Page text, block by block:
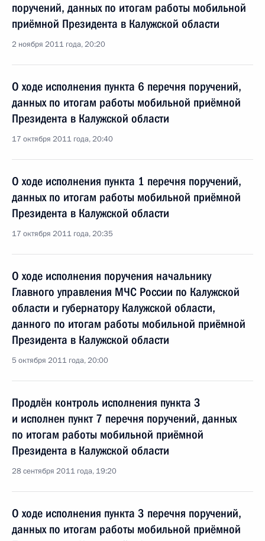
поручений, данных по итогам работы мобильной
приёмной Президента в Калужской области
2 ноября 2011 года, 20:20
О ходе исполнения пункта 6 перечня поручений,
данных по итогам работы мобильной приёмной
Президента в Калужской области
17 октября 2011 года, 20:40
О ходе исполнения пункта 1 перечня поручений,
данных по итогам работы мобильной приёмной
Президента в Калужской области
17 октября 2011 года, 20:35
О ходе исполнения поручения начальнику
Главного управления МЧС России по Калужской
области и губернатору Калужской области,
данного по итогам работы мобильной приёмной
Президента в Калужской области
5 октября 2011 года, 20:00
Продлён контроль исполнения пункта 3
и исполнен пункт 7 перечня поручений, данных
по итогам работы мобильной приёмной
Президента в Калужской области
28 сентября 2011 года, 19:20
О ходе исполнения пункта 3 перечня поручений,
данных по итогам работы мобильной приёмной